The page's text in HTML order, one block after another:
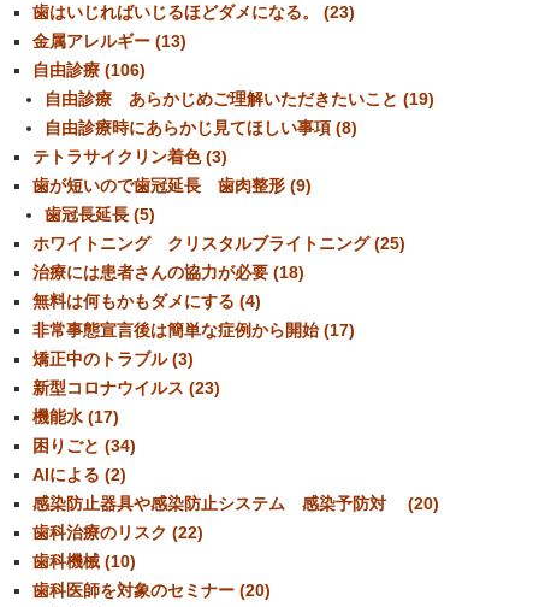
歯はいじればいじるほどダメになる。 (23)
金属アレルギー (13)
自由診療 (106)
自由診療 あらかじめご理解いただきたいこと (19)
自由診療時にあらかじ見てほしい事項 (8)
テトラサイクリン着色 (3)
歯が短いので歯冠延長 歯肉整形 (9)
歯冠長延長 (5)
ホワイトニング クリスタルブライトニング (25)
治療には患者さんの協力が必要 (18)
無料は何もかもダメにする (4)
非常事態宣言後は簡単な症例から開始 (17)
矯正中のトラブル (3)
新型コロナウイルス (23)
機能水 (17)
困りごと (34)
AIによる (2)
感染防止器具や感染防止システム 感染予防対 (20)
歯科治療のリスク (22)
歯科機械 (10)
歯科医師を対象のセミナー (20)